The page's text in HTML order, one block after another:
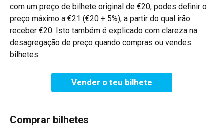
com um preço de bilhete original de €20, podes definir o
preço máximo a €21 (€20 + 5%), a partir do qual irão
receber €20. Isto também é explicado com clareza na
desagregação de preço quando compras ou vendes
bilhetes.
Vender o teu bilhete
Comprar bilhetes